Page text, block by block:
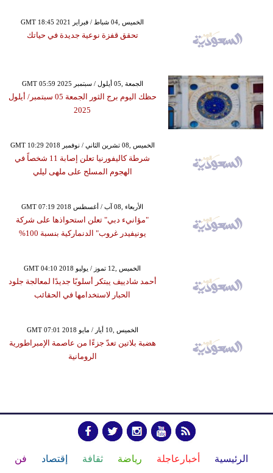
GMT 18:45 2021 الخميس ,04 شباط / فبراير
تحقق قفزة نوعية جديدة في حياتك
GMT 05:59 2025 الجمعة ,05 أيلول / سبتمبر
حظك اليوم برج الثور الجمعة 05 سبتمبر/ أيلول
2025
GMT 10:29 2018 الخميس ,08 تشرين الثاني / نوفمبر
شرطة كاليفورنيا تعلن إصابة 11 شخصاً في
الهجوم المسلح على ملهى ليلي
GMT 07:19 2018 الأربعاء ,08 آب / أغسطس
"مؤانيء دبي" تعلن استحواذها على شركة
يونيفيدر غروب" الدنماركية بنسبة 100%
GMT 04:10 2018 الخميس ,12 تموز / يوليو
أحمد شادييف يبتكر أسلوبًا جديدًا لمعالجة جلود
الحبار لاستخدامها في الحقائب
GMT 07:01 2018 الخميس ,10 أيار / مايو
هضبة بلاتين تعدّ جزءًا من عاصمة الإمبراطورية
الرومانية
الرئيسية أخبارعاجلة رياضة ثقافة إقتصاد فن